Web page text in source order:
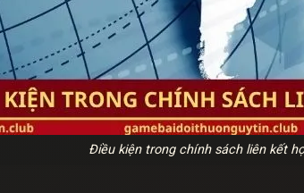
Điều kiện trong chính sách liên kết